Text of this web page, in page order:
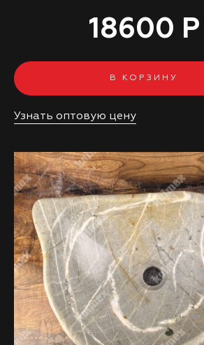
18600 Р
В КОРЗИНУ
Узнать оптовую цену